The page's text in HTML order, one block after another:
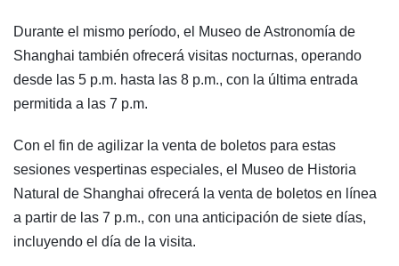
Durante el mismo período, el Museo de Astronomía de
Shanghai también ofrecerá visitas nocturnas, operando
desde las 5 p.m. hasta las 8 p.m., con la última entrada
permitida a las 7 p.m.
Con el fin de agilizar la venta de boletos para estas
sesiones vespertinas especiales, el Museo de Historia
Natural de Shanghai ofrecerá la venta de boletos en línea
a partir de las 7 p.m., con una anticipación de siete días,
incluyendo el día de la visita.